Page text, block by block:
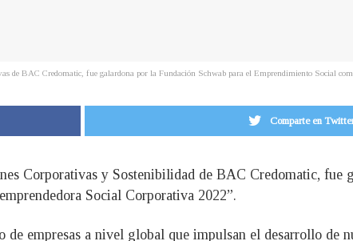
de BAC Credomatic, fue galardona por la Fundación Schwab para el Emprendimiento Social
Comparte en
Corporativas y Sostenibilidad de BAC Credomatic, fue
Social Corporativa 2022”.
empresas a nivel global que impulsan el desarrollo de